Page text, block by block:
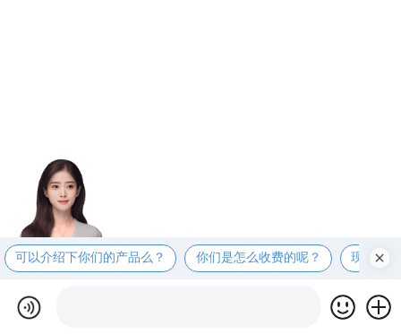
可以介绍下你们的产品么？ 你们是怎么收费的呢？ 现在有